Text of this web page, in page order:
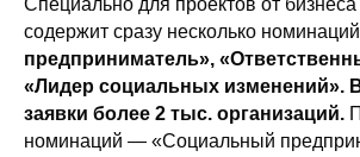
Специально для проектов от
содержит сразу несколько
предприниматель»,
«Лидер социальных изменений».
заявки более 2 тыс. организаций.
номинаций — «Социальный